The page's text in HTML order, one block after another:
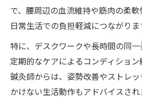
で、腰周辺の血流維持や筋肉の柔軟
日常生活での負担軽減につながりま
特に、デスクワークや長時間の同一
定期的なケアによるコンディション
鍼灸師からは、姿勢改善やストレ
かけない生活動作もアドバイスされ